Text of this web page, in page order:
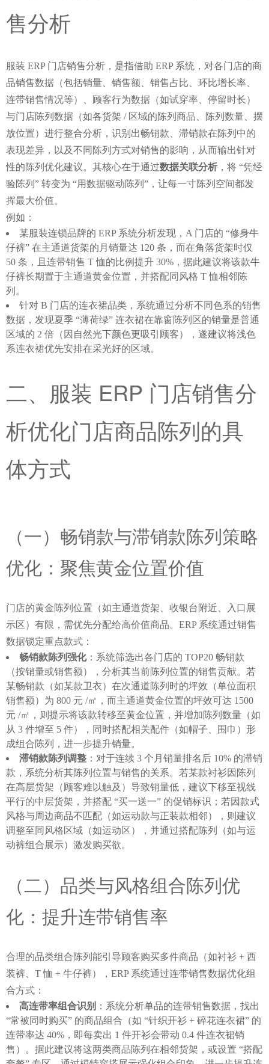
售分析
服装 ERP 门店销售分析，是指借助 ERP 系统，对各门店的商
品销售数据（包括销量、销售额、销售占比、环比增长率、
连带销售情况等）、顾客行为数据（如试穿率、停留时长）
与门店陈列数据（如各货架 / 区域的陈列商品、陈列数量、摆
放位置）进行整合分析，识别出畅销款、滞销款在陈列中的
表现差异，以及不同陈列方式对销售的影响，从而输出针对
性的陈列优化建议。其核心在于通过数据关联分析 ，将 “凭经
验陈列” 转变为 “用数据驱动陈列”，让每一寸陈列空间都发
挥最大价值。
例如：
某服装连锁品牌的 ERP 系统分析发现，A 门店的 “修身牛
仔裤” 在主通道货架的月销量达 120 条，而在角落货架时仅
50 条，且连带销售 T 恤的比例提升 30%，据此建议将该款牛
仔裤长期置于主通道黄金位置，并搭配同风格 T 恤相邻陈
列。
针对 B 门店的连衣裙品类，系统通过分析不同色系的销售
数据，发现夏季 “薄荷绿” 连衣裙在靠窗陈列区的销量是普通
区域的 2 倍（因自然光下颜色更吸引顾客），遂建议将浅色
系连衣裙优先安排在采光好的区域。
二、服装 ERP 门店销售分
析优化门店商品陈列的具
体方式
（一）畅销款与滞销款陈列策略
优化：聚焦黄金位置价值
门店的黄金陈列位置（如主通道货架、收银台附近、入口展
示区）有限，需优先分配给高价值商品。ERP 系统通过销售
数据锁定重点款式：
畅销款陈列强化：系统筛选出各门店的 TOP20 畅销款
（按销量或销售额），分析其当前陈列位置的销售贡献。若
某畅销款（如某款卫衣）在次通道陈列时的坪效（单位面积
销售额）为 800 元 /㎡，而主通道黄金位置的坪效可达 1500
元 /㎡，则提示将该款转移至黄金位置，并增加陈列数量（如
从 3 件增至 5 件），同时搭配相关配件（如帽子、围巾）形
成组合陈列，进一步提升销量。
滞销款陈列调整 ：对于连续 3 个月销量排名后 10% 的滞销
款，系统分析其陈列位置与销售的关系。若某款衬衫因陈列
在高层货架（顾客难以触及）导致销量低，建议下移至视线
平行的中层货架，并搭配 “买一送一” 的促销标识；若因款式
风格与周边商品不匹配（如运动款与正装款相邻），则建议
调整至同风格区域（如运动区），并通过搭配陈列（如与运
动裤组合展示）激发购买欲。
（二）品类与风格组合陈列优
化：提升连带销售率
合理的品类组合陈列能引导顾客购买多件商品（如衬衫 + 西
装裤、T 恤 + 牛仔裤），ERP 系统通过连带销售数据优化组
合方式：
高连带率组合识别 ：系统分析单品的连带销售数据，找出
“常被同时购买” 的商品组合（如 “针织开衫 + 碎花连衣裙” 的
连带率达 40%，即每卖出 1 件开衫会带动 0.4 件连衣裙销
售）。据此建议将这两类商品陈列在相邻货架，或设置 “搭配